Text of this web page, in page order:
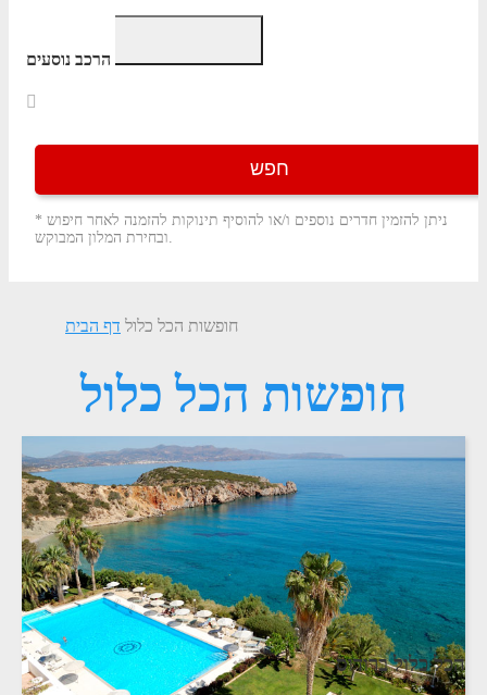
הרכב נוסעים
חפש
* ניתן להזמין חדרים נוספים ו/או להוסיף תינוקות להזמנה לאחר חיפוש
דף הבית חופשות הכל כלול
חופשות הכל כלול
הכל כלול ברודוס